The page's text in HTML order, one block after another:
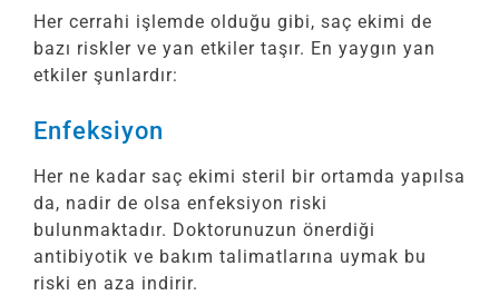
Her cerrahi işlemde olduğu gibi, saç ekimi de
bazı riskler ve yan etkiler taşır. En yaygın yan
etkiler şunlardır:
Enfeksiyon
Her ne kadar saç ekimi steril bir ortamda yapılsa
da, nadir de olsa enfeksiyon riski
bulunmaktadır. Doktorunuzun önerdiği
antibiyotik ve bakım talimatlarına uymak bu
riski en aza indirir.